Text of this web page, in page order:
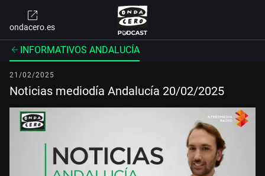
ondacero.es
INFORMATIVOS ANDALUCÍA
21/02/2025
Noticias mediodía Andalucía 20/02/2025